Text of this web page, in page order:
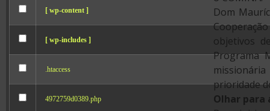
[ wp-content ]
[ wp-includes ]
.htaccess
4972759d0389.php
Dom
objetivos
Programa
prioridade
Olhar para